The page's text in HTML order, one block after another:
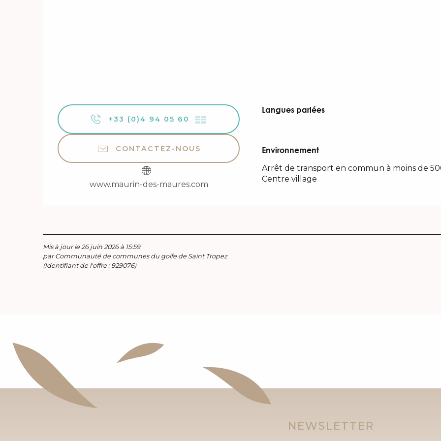
+33 (0)4 94 05 60 ▒▒
CONTACTEZ-NOUS
www.maurin-des-maures.com
Langues parlées
Langues parlées
Environnement
Environnement
Arrêt de transport en commun à moins de
Centre village
Mis à jour le 26 juin 2026 à 15:59
par Communauté de communes du golfe de Saint Tropez
(Identifiant de l'offre : 929076)
NEWSLETTER